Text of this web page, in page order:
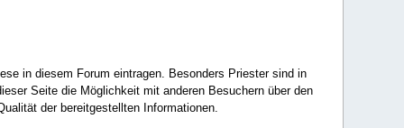
in diesem Forum eintragen. Besonders Priester sind in
Seite die Möglichkeit mit anderen Besuchern über den
der bereitgestellten Informationen.